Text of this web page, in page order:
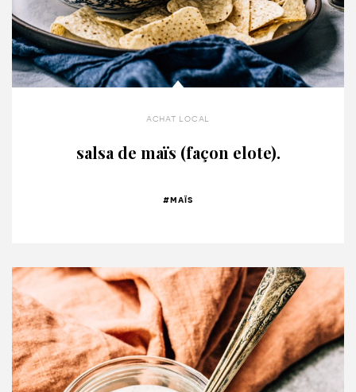
achat local
salsa de maïs (façon elote).
#maïs